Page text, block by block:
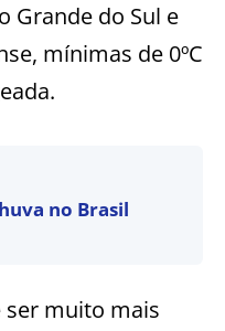
Grande do Sul e
mínimas de 0ºC
no Brasil
ser muito mais